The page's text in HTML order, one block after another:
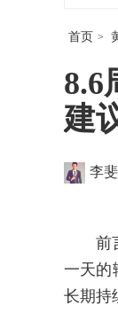
首页 >
8.6
建
李
前言
一天的
长期持